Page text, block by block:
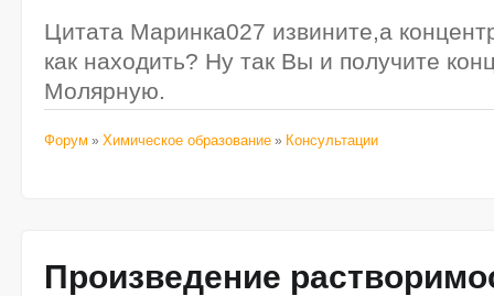
Цитата Маринка027 извините,а
как находить? Ну так Вы и получите
Молярную.
Форум » Химическое образование » Консультации
Произведение